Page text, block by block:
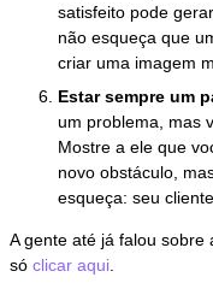
satisfeito pode
não esqueça que
criar uma imagem
Estar sempre um
um problema, mas
Mostre a ele que
novo obstáculo,
esqueça: seu
A gente até já falou
sóclicar aqui